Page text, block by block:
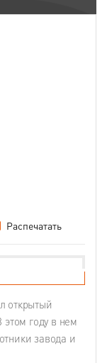
Распечатать
открытый
этом году в нем
завода и